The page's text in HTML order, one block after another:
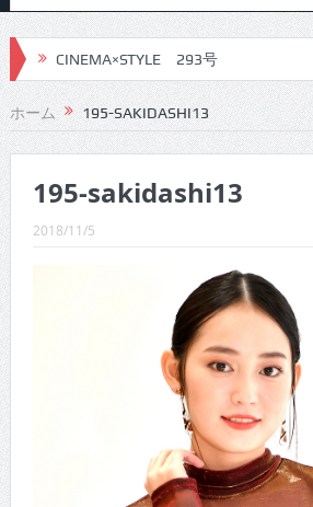
CINEMA×STYLE 293号
CINEMA×STYLE 292号
CINEMA×STYLE 291号
CINEMA×STYLE 290号
CINEMA×STYLE 289号
CINEMA×STYLE 287号
CINEMA×STYLE 286号
CINEMA×STYLE 285号
CINEMA×STYLE 294号
ホーム 195-SAKIDASHI13
195-sakidashi13
2018/11/5